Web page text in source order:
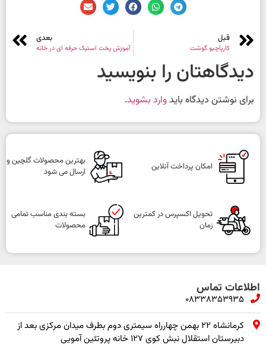
قبل
کارپاچیو گوشت
بعدی
آموزش پخت استیک حرفه ای در خانه
دیدگاهتان را بنویسید
برای نوشتن دیدگاه بایدوارد بشوید.
امکان پرداخت آنلاین
بهترین محصولات گلچین و
ارسال می شود
تحویل اکسپرس در کمترین
زمان
بسته بندی مناسب تمامی
محصولات
اطلاعات تماس
08338353935
کرمانشاه ۲۲ بهمن چهارراه سیمتری دوم بطرف میدان مرکزی بعد از
دبیرستان استقلال نبش کوی ۱۲۷ خانه پروتئین آمویی